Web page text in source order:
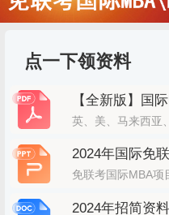
点一下领资料
2024年国际免
免联考国际MBA项
2024年招简资